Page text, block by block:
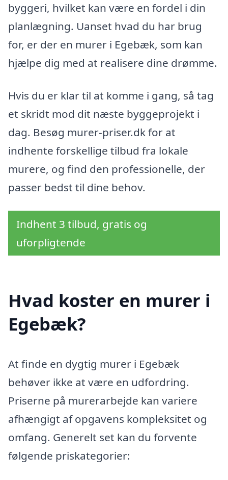
byggeri, hvilket kan være en fordel i din
planlægning. Uanset hvad du har brug
for, er der en murer i Egebæk, som kan
hjælpe dig med at realisere dine drømme.
Hvis du er klar til at komme i gang, så tag
et skridt mod dit næste byggeprojekt i
dag. Besøg murer-priser.dk for at
indhente forskellige tilbud fra lokale
murere, og find den professionelle, der
passer bedst til dine behov.
Indhent 3 tilbud, gratis og
uforpligtende
Hvad koster en murer i
Egebæk?
At finde en dygtig murer i Egebæk
behøver ikke at være en udfordring.
Priserne på murerarbejde kan variere
afhængigt af opgavens kompleksitet og
omfang. Generelt set kan du forvente
følgende priskategorier: